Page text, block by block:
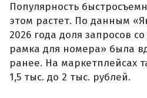
Популярность
этом растет. По данным
2026 года доля запросов
рамка для номера» была
ранее. На маркетплейсах
1,5 тыс. до 2 тыс. рублей.